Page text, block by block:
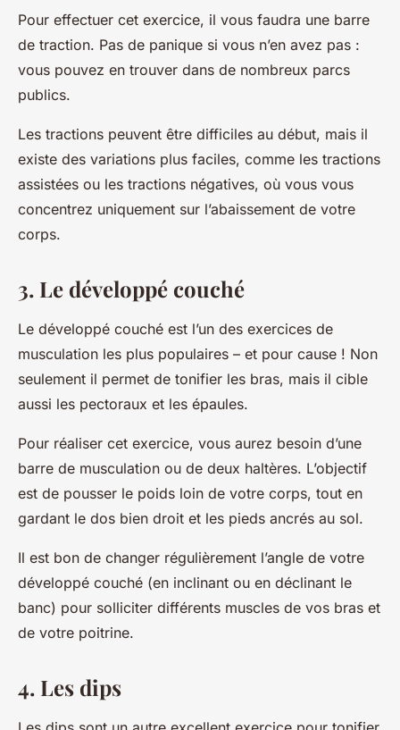
Pour effectuer cet exercice, il vous faudra une barre
de traction. Pas de panique si vous n’en avez pas :
vous pouvez en trouver dans de nombreux parcs
publics.
Les tractions peuvent être difficiles au début, mais il
existe des variations plus faciles, comme les tractions
assistées ou les tractions négatives, où vous vous
concentrez uniquement sur l’abaissement de votre
corps.
3. Le développé couché
Le développé couché est l’un des exercices de
musculation les plus populaires – et pour cause ! Non
seulement il permet de tonifier les bras, mais il cible
aussi les pectoraux et les épaules.
Pour réaliser cet exercice, vous aurez besoin d’une
barre de musculation ou de deux haltères. L’objectif
est de pousser le poids loin de votre corps, tout en
gardant le dos bien droit et les pieds ancrés au sol.
Il est bon de changer régulièrement l’angle de votre
développé couché (en inclinant ou en déclinant le
banc) pour solliciter différents muscles de vos bras et
de votre poitrine.
4. Les dips